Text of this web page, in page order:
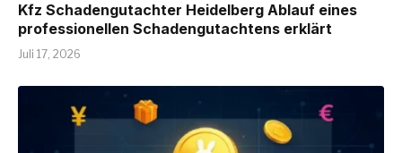
Kfz Schadengutachter Heidelberg Ablauf eines
professionellen Schadengutachtens erklärt
Juli 17, 2026